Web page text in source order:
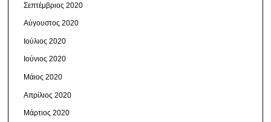
Σεπτέμβριος 2020
Αύγουστος 2020
Ιούλιος 2020
Ιούνιος 2020
Μάιος 2020
Απρίλιος 2020
Μάρτιος 2020